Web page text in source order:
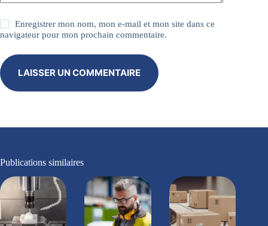
Enregistrer mon nom, mon e-mail et mon site dans ce
navigateur pour mon prochain commentaire.
LAISSER UN COMMENTAIRE
Publications similaires